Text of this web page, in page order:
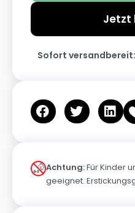
Jetzt
Sofort versandbereit:
Achtung:Für Kinder
geeignet.